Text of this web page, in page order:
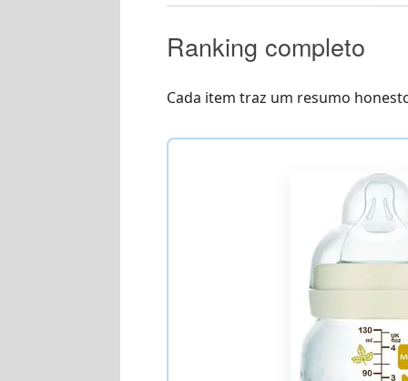
Ranking completo
Cada item traz um resumo